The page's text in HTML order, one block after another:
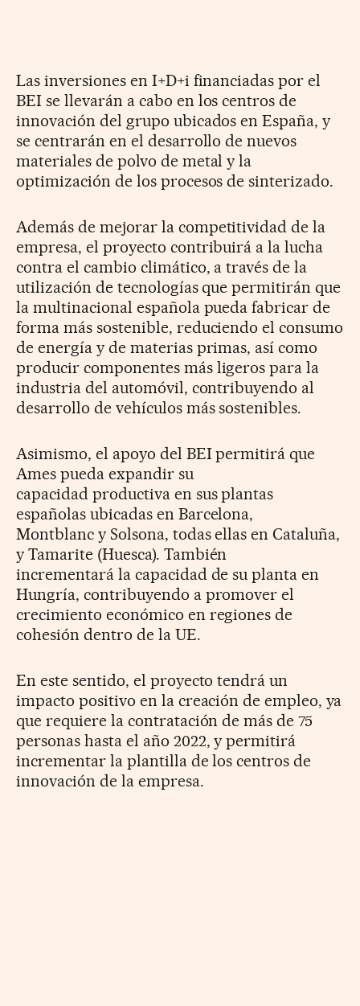
Las inversiones en I+D+i financiadas por el
BEI se llevarán a cabo en los centros de
innovación del grupo ubicados en España, y
se centrarán en el desarrollo de nuevos
materiales de polvo de metal y la
optimización de los procesos de sinterizado.
Además de mejorar la competitividad de la
empresa, el proyecto contribuirá a la lucha
contra el cambio climático, a través de la
utilización de tecnologías que permitirán que
la multinacional española pueda fabricarde
forma más sostenible, reduciendo el consumo
de energía y de materias primas, así como
producir componentes más ligeros para la
industria del automóvil, contribuyendo al
desarrollo de vehículos más sostenibles.
Asimismo, el apoyo del BEI permitirá que
Ames pueda expandir su
capacidad productiva en sus plantas
españolas ubicadas en Barcelona,
Montblanc y Solsona, todas ellas en Cataluña,
y Tamarite (Huesca). También
incrementará la capacidad de su planta en
Hungría, contribuyendo a promover el
crecimiento económico en regiones de
cohesión dentro de la UE.
En este sentido, el proyecto tendrá un
impacto positivo en la creaciónde empleo, ya
que requiere la contratación de más de 75
personas hasta el año 2022, y permitirá
incrementar la plantilla de los centros de
innovación de la empresa.